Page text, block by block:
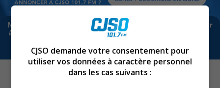
Meta bloque les infos sur Facebook. Pour ne rien manquer
à Sorel-Tracy et la région, abonne-toi à notre infolettre :
CJSO demande votre consentement pour
utiliser vos données à caractère personnel
dans les cas suivants :